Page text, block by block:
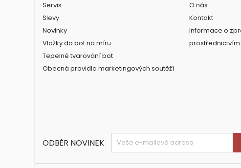
Servis
Slevy
Novinky
Vložky do bot na míru
Tepelné tvarování bot
Obecná pravidla marketingových soutěží
O nás
Kontakt
Informace o
ODBĚR NOVINEK